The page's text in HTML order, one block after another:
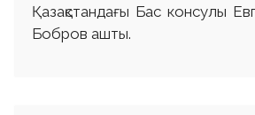
Қазақстандағы Бас консулы
Бобров ашты.